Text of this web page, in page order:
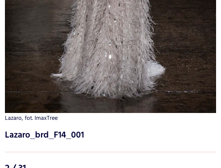
Lazaro, fot. ImaxTree
Lazaro_brd_F14_001